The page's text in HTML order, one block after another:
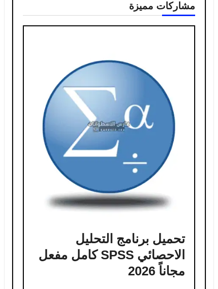
مشاركات مميزة
تحميل برنامج التحليل
الاحصائي SPSS كامل مفعل
مجاناً 2026